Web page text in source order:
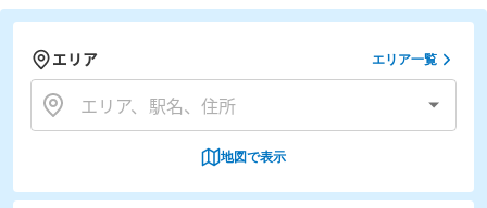
エリア エリア一覧
地図で表示